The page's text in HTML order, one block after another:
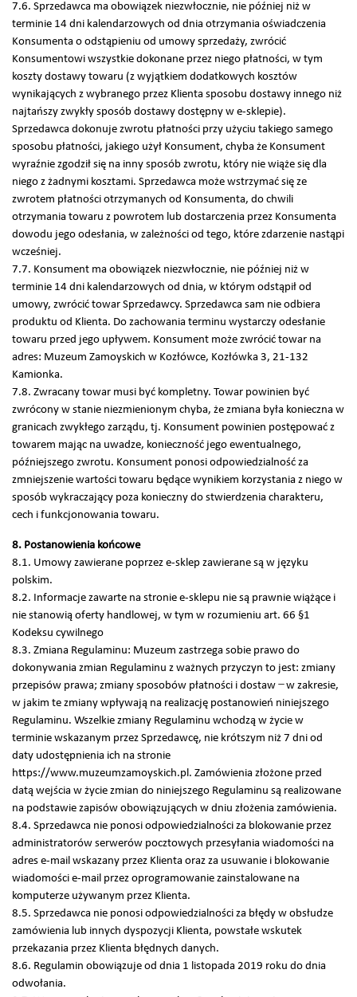
7.6. Sprzedawca ma obowiązek niezwłocznie, nie później niż w
terminie 14 dni kalendarzowych od dnia otrzymania oświadczenia
Konsumenta o odstąpieniu od umowy sprzedaży, zwrócić
Konsumentowi wszystkie dokonane przez niego płatności, w tym
koszty dostawy towaru (z wyjątkiem dodatkowych kosztów
wynikających z wybranego przez Klienta sposobu dostawy innego niż
najtańszy zwykły sposób dostawy dostępny w e-sklepie).
Sprzedawca dokonuje zwrotu płatności przy użyciu takiego samego
sposobu płatności, jakiego użył Konsument, chyba że Konsument
wyraźnie zgodził się na inny sposób zwrotu, który nie wiąże się dla
niego z żadnymi kosztami. Sprzedawca może wstrzymać się ze
zwrotem płatności otrzymanych od Konsumenta, do chwili
otrzymania towaru z powrotem lub dostarczenia przez Konsumenta
dowodu jego odesłania, w zależności od tego, które zdarzenie nastąpi
wcześniej.
7.7. Konsument ma obowiązek niezwłocznie, nie później niż w
terminie 14 dni kalendarzowych od dnia, w którym odstąpił od
umowy, zwrócić towar Sprzedawcy. Sprzedawca sam nie odbiera
produktu od Klienta. Do zachowania terminu wystarczy odesłanie
towaru przed jego upływem. Konsument może zwrócić towar na
adres: Muzeum Zamoyskich w Kozłówce, Kozłówka 3, 21-132
Kamionka.
7.8. Zwracany towar musi być kompletny. Towar powinien być
zwrócony w stanie niezmienionym chyba, że zmiana była konieczna w
granicach zwykłego zarządu, tj. Konsument powinien postępować z
towarem mając na uwadze, konieczność jego ewentualnego,
późniejszego zwrotu. Konsument ponosi odpowiedzialność za
zmniejszenie wartości towaru będące wynikiem korzystania z niego w
sposób wykraczający poza konieczny do stwierdzenia charakteru,
cech i funkcjonowania towaru.
8. Postanowienia końcowe
8.1. Umowy zawierane poprzez e-sklep zawierane są w języku
polskim.
8.2. Informacje zawarte na stronie e-sklepu nie są prawnie wiążące i
nie stanowią oferty handlowej, w tym w rozumieniu art. 66 §1
Kodeksu cywilnego
8.3. Zmiana Regulaminu: Muzeum zastrzega sobie prawo do
dokonywania zmian Regulaminu z ważnych przyczyn to jest: zmiany
przepisów prawa; zmiany sposobów płatności i dostaw ̶ w zakresie,
w jakim te zmiany wpływają na realizację postanowień niniejszego
Regulaminu. Wszelkie zmiany Regulaminu wchodzą w życie w
terminie wskazanym przez Sprzedawcę, nie krótszym niż 7 dni od
daty udostępnienia ich na stronie
https://www.muzeumzamoyskich.pl. Zamówienia złożone przed
datą wejścia w życie zmian do niniejszego Regulaminu są realizowane
na podstawie zapisów obowiązujących w dniu złożenia zamówienia.
8.4. Sprzedawca nie ponosi odpowiedzialności za blokowanie przez
administratorów serwerów pocztowych przesyłania wiadomości na
adres e-mail wskazany przez Klienta oraz za usuwanie i blokowanie
wiadomości e-mail przez oprogramowanie zainstalowane na
komputerze używanym przez Klienta.
8.5. Sprzedawca nie ponosi odpowiedzialności za błędy w obsłudze
zamówienia lub innych dyspozycji Klienta, powstałe wskutek
przekazania przez Klienta błędnych danych.
8.6. Regulamin obowiązuje od dnia 1 listopada 2019 roku do dnia
odwołania.